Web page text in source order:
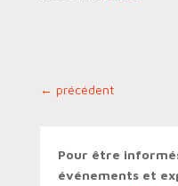
← précédent
Pour être
événements et